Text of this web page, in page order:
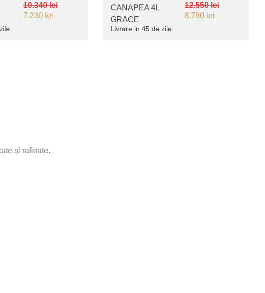
10.340lei
7.230 lei
CANAPEA 4L
GRACE
Livrare in 45 de zile
12.550lei
8.780 lei
și rafinate.